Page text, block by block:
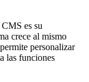
es su
crece al mismo
personalizar
las funciones